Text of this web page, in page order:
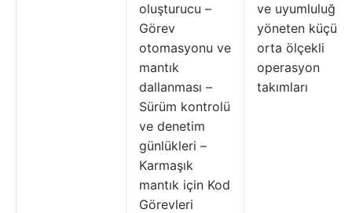
oluşturucu –
Görev
otomasyonu ve
mantık
dallanması –
Sürüm kontrolü
ve denetim
günlükleri –
Karmaşık
mantık için Kod
Görevleri
ve uyumluluğu
yöneten küçük
orta ölçekli
operasyon
takımları